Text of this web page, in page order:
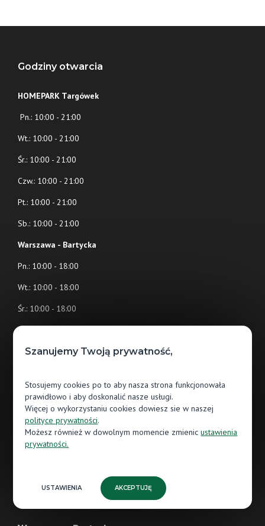
Godziny otwarcia
HOMEPARK Targówek
Pn.: 10:00 - 21:00
Wt.: 10:00 - 21:00
Śr.: 10:00 - 21:00
Czw.: 10:00 - 21:00
Pt.: 10:00 - 21:00
Sb.: 10:00 - 21:00
Warszawa - Bartycka
Pn.: 10:00 - 18:00
Wt.: 10:00 - 18:00
Śr.: 10:00 - 18:00
Czw.: 10:00 - 18:00
Pt.: 10:00 - 18:00
Nd.: 09:00 - 16:00 (tylko handlowe)
HOMEPARK Targówek
ul. Malborska 37 lok. 34
03-286 Warszawa
883 959 911
Szanujemy Twoją prywatność,
Stosujemy cookies po to aby nasza strona funkcjonowała
prawidłowo i aby doskonalić nasze usługi.
Więcej o wykorzystaniu cookies dowiesz sie w naszej
polityce prywatności.
Możesz również w dowolnym momencie zmienicustawienia
prywatności.
USTAWIENIA AKCEPTUJĘ